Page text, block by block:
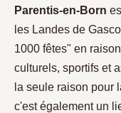
Parentis-en-Born
les Landes de
1000 fêtes" en
culturels, sportifs et
la seule raison pour
c'est également un